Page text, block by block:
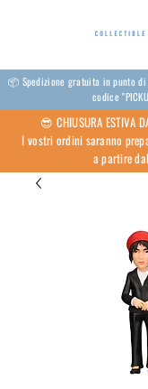
📦 Spedizione gratuita in punto
codice
😎 CHIUSURA ESTIVA
I vostri ordini saranno
a partire